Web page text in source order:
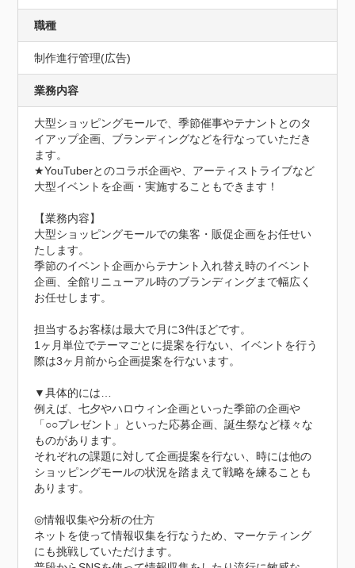
職種
制作進行管理(広告)
業務内容
大型ショッピングモールで、季節催事やテナントとのタ
イアップ企画、ブランディングなどを行なっていただき
ます。
★YouTuberとのコラボ企画や、アーティストライブなど
大型イベントを企画・実施することもできます！
【業務内容】
大型ショッピングモールでの集客・販促企画をお任せい
たします。
季節のイベント企画からテナント入れ替え時のイベント
企画、全館リニューアル時のブランディングまで幅広く
お任せします。
担当するお客様は最大で月に3件ほどです。
1ヶ月単位でテーマごとに提案を行ない、イベントを行う
際は3ヶ月前から企画提案を行ないます。
▼具体的には…
例えば、七夕やハロウィン企画といった季節の企画や
「○○プレゼント」といった応募企画、誕生祭など様々な
ものがあります。
それぞれの課題に対して企画提案を行ない、時には他の
ショッピングモールの状況を踏まえて戦略を練ることも
あります。
◎情報収集や分析の仕方
ネットを使って情報収集を行なうため、マーケティング
にも挑戦していただけます。